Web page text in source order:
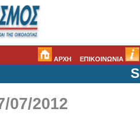
ΑΡΧΗ ΕΠΙΚΟΙΝΩΝΙΑ
07/2012